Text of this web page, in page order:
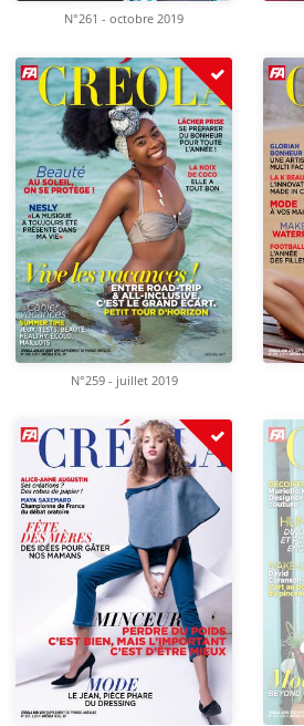
N°261 - octobre 2019
N°259 - juillet 2019